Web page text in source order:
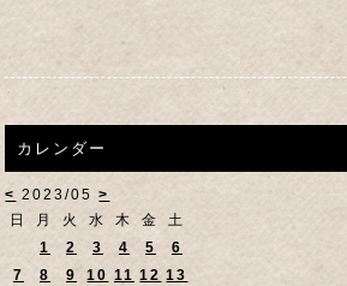
カレンダー
< 2023/05>
日
月 火 水 木 金
土
1
2 3 4 5
6
7
8 9 10 11 12 13